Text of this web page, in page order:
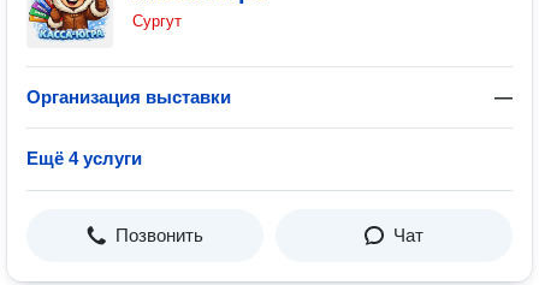
Сургут
Организация выставки —
Ещё 4 услуги
Позвонить Чат